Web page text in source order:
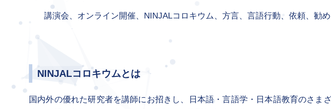
講演会、オンライン開催、NINJALコロキウム、方言、言語行動、依頼、勧
NINJALコロキウムとは
国内外の優れた研究者を講師にお招きし、日本語・言語学・日本語教育のさ